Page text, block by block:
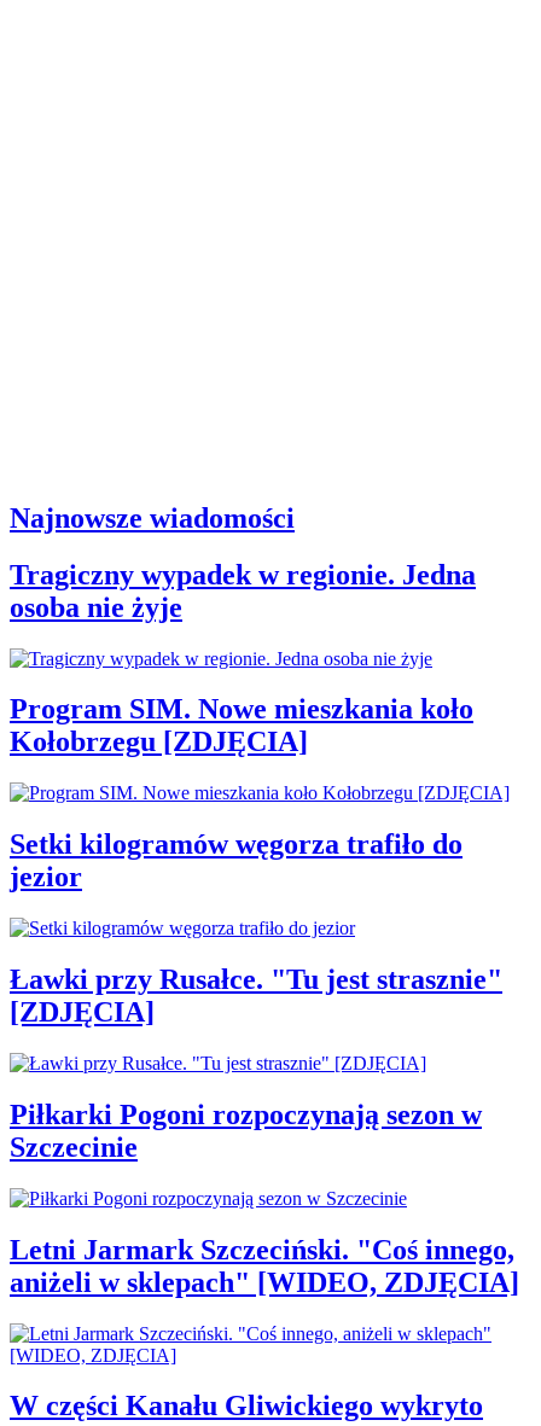
Najnowsze wiadomości
Tragiczny wypadek w regionie. Jedna
osoba nie żyje
Program SIM. Nowe mieszkania koło
Kołobrzegu [ZDJĘCIA]
Setki kilogramów węgorza trafiło do
jezior
Ławki przy Rusałce. "Tu jest strasznie"
[ZDJĘCIA]
Piłkarki Pogoni rozpoczynają sezon w
Szczecinie
Letni Jarmark Szczeciński. "Coś innego,
aniżeli w sklepach" [WIDEO, ZDJĘCIA]
W części Kanału Gliwickiego wykryto